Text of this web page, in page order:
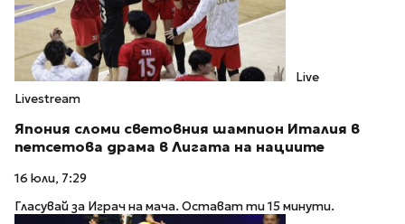
Live
Livestream
Япония сломи световния шампион Италия в
петсетова драма в Лигата на нациите
16 юли, 7:29
Гласувай за Играч на мача. Остават ти 15 минути.